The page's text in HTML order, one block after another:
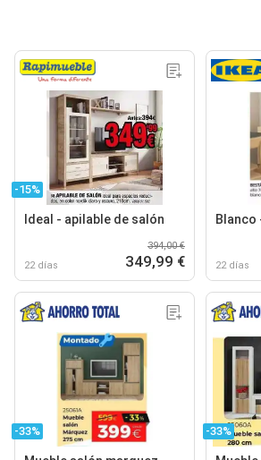
-15%
Ideal - apilable de salón
22 días
394,00 €
349,99 €
Blanco
22 días
-33% -33%